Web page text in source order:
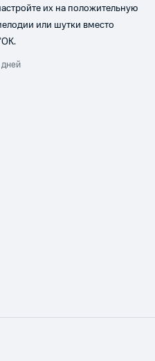
их на положительную
или шутки вместо